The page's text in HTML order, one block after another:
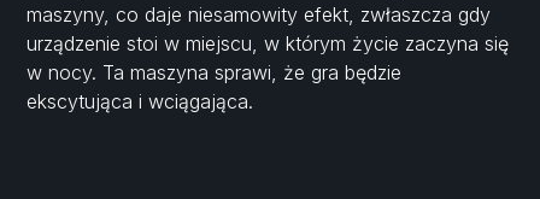
maszyny, co daje niesamowity efekt, zwłaszcza gdy
urządzenie stoi w miejscu, w którym życie zaczyna się
w nocy. Ta maszyna sprawi, że gra będzie
ekscytująca i wciągająca.